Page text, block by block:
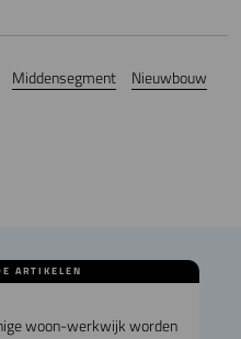
Middensegment Nieuwbouw
ARTIKELEN
woon-werkwijk worden